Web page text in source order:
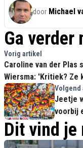
door Michael
Ga verder
Vorig artikel
Caroline van der Plas
Wiersma: 'Kritiek? Ze
Volgend
Jeetje
voorbij
Dit vind je